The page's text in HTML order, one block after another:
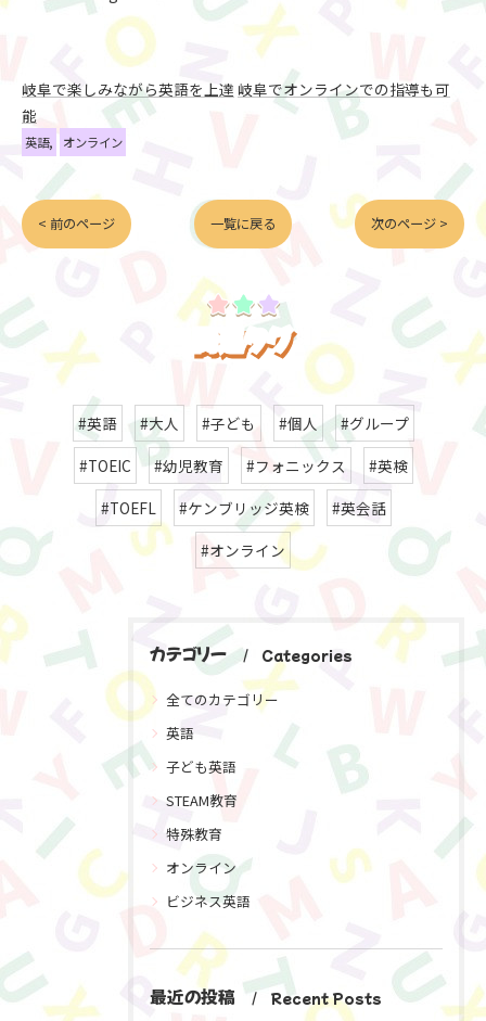
岐阜で楽しみながら英語を上達 岐阜でオンラインでの指導も可
能
英語 オンライン
< 前のページ 一覧に戻る 次のページ >
関連タグ
#英語 #大人 #子ども #個人
#グループ
#TOEIC
#幼児教育 #フォニックス
#英検
#TOEFL
#ケンブリッジ英検
#英会話
#オンライン
カテゴリー Categories
全てのカテゴリー
英語
子ども英語
STEAM教育
特殊教育
オンライン
ビジネス英語
最近の投稿 Recent Posts
お申し込みはこちらから